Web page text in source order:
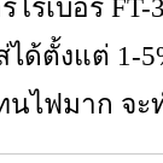
โรเบอร์
ได้ตั้งแต่ 1-
นไฟมาก จะ